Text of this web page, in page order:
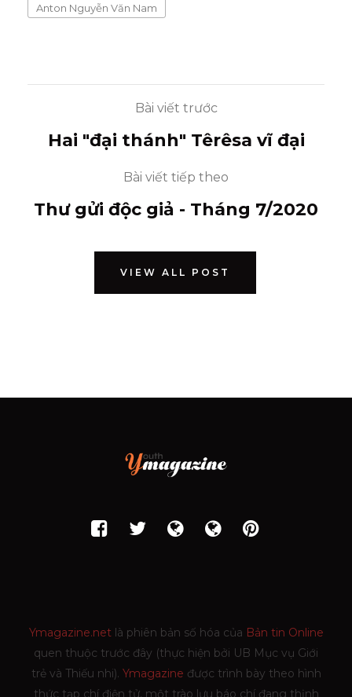
Anton Nguyễn Văn Nam
Bài viết trước
Hai "đại thánh" Têrêsa vĩ đại
Bài viết tiếp theo
Thư gửi độc giả - Tháng 7/2020
VIEW ALL POST
Ymagazine.netlà phiên bản số hóa của Bản tin Online
quen thuộc trước đây (thực hiện bởi UB Mục vụ Giới
trẻ và Thiếu nhi). Ymagazine được trình bày theo hình
thức tạp chí điện tử, một trào lưu báo chí đang thịnh